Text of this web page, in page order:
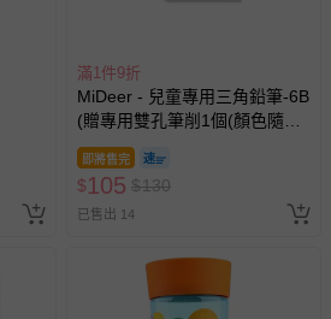
滿1件9折
MiDeer - 兒童專用三角鉛筆-6B
(贈專用雙孔筆削1個(顏色隨
機))
即將售完
$105 $130
已售出 14